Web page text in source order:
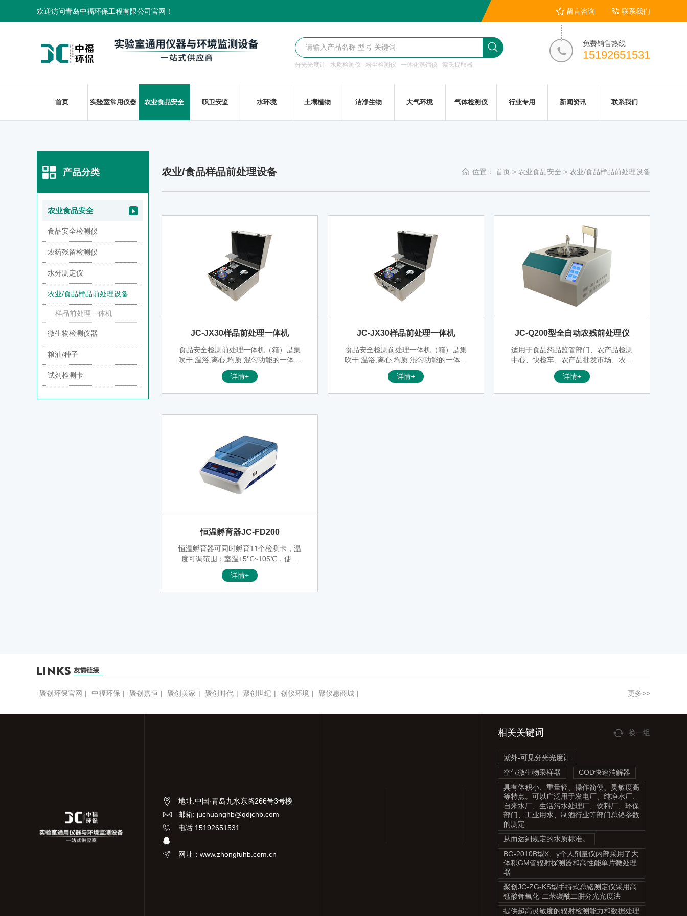
欢迎访问青岛中福环保工程有限公司官网！ 留言咨询 联系我们
分光光度计 水质检测仪 粉尘检测仪 一体化蒸馏仪 索氏提取器
免费销售热线
15192651531
首页 实验室常用仪器 农业食品安全 职卫安监 水环境 土壤植物 洁净生物 大气环境 气体检测仪 行业专用 新闻资讯 联系我们
农业/食品样品前处理设备 位置： 首页 > 农业食品安全 > 农业/食品样品前处理设备
JC-JX30样品前处理一体机
食品安全检测前处理一体机（箱）是集
吹干,温浴,离心,均质,混匀功能的一体化
整合,大大的简化和集中样品前处理的一
般操作过程,结合移动便携的全铝合金箱
详情+
JC-JX30样品前处理一体机
食品安全检测前处理一体机（箱）是集
吹干,温浴,离心,均质,混匀功能的一体化
整合,大大的简化和集中样品前处理的一
般操作过程,结合移动便携的全铝合金箱
详情+
JC-Q200型全自动农残前处理仪
适用于食品药品监管部门、农产品检测
中心、快检车、农产品批发市场、农产
品种植和加工企业、餐饮酒店、企事业
单位、学校、军队食堂、各类超市、集
详情+
恒温孵育器JC-FD200
恒温孵育器可同时孵育11个检测卡，温
度可调范围：室温+5℃~105℃，使用
时设置温度为恒温37℃，自带温度提示
功能；
详情+
产品分类
农业食品安全
食品安全检测仪
农药残留检测仪
水分测定仪
农业/食品样品前处理设备
样品前处理一体机
微生物检测仪器
粮油/种子
试剂检测卡
聚创环保官网 | 中福环保 | 聚创嘉恒 | 聚创美家 | 聚创时代 | 聚创世纪 | 创仪环境 | 聚仪惠商城 | 更多>>
地址:中国·青岛九水东路266号3号楼
邮箱: juchuanghb@qdjchb.com
电话:15192651531
网址：www.zhongfuhb.com.cn
相关关键词 换一组
紫外-可见分光光度计
空气微生物采样器
COD快速消解器
具有体积小、重量轻、操作简便、灵敏度高
等特点。可以广泛用于发电厂、纯净水厂、
自来水厂、生活污水处理厂、饮料厂、环保
部门、工业用水、制酒行业等部门总铬参数
的测定
从而达到规定的水质标准。
BG-2010B型X、γ个人剂量仪内部采用了大
体积GM管辐射探测器和高性能单片微处理
器
聚创JC-ZG-KS型手持式总铬测定仪采用高
锰酸钾氧化-二苯碳酰二肼分光光度法
提供超高灵敏度的辐射检测能力和数据处理